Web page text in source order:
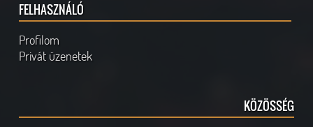
FELHASZNÁLÓ
Profilom
Privát üzenetek
KÖZÖSSÉG